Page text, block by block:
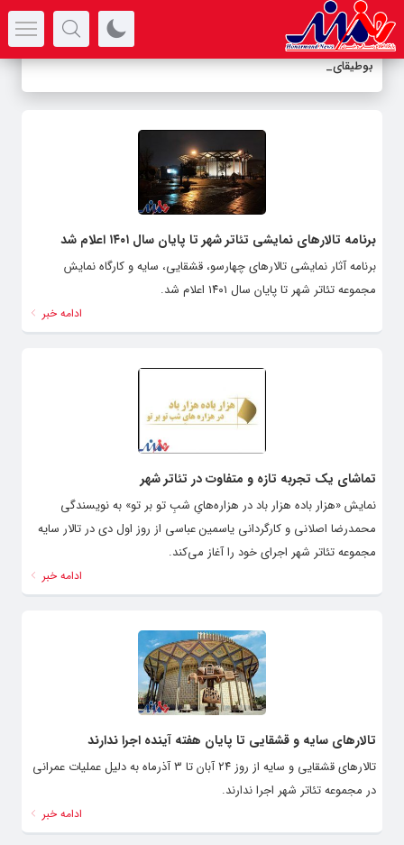
بوطیقای عشق د_
برنامه تالارهای نمایشی تئاتر شهر تا پایان سال ۱۴۰۱ اعلام شد
برنامه آثار نمایشی تالارهای چهارسو، قشقایی، سایه و کارگاه نمایش
مجموعه تئاتر شهر تا پایان سال ۱۴۰۱ اعلام شد.
ادامه خبر
تماشای یک تجربه تازه و متفاوت در تئاتر شهر
نمایش «هزار باده هزار باد در هزاره‌هایِ شبِ تو بر تو» به نویسندگی
محمدرضا اصلانی و کارگردانی یاسمین عباسی از روز اول دی در تالار سایه
مجموعه تئاتر شهر اجرای خود را آغاز می‌کند.
ادامه خبر
تالارهای سایه و قشقایی تا پایان هفته آینده اجرا ندارند
تالارهای قشقایی و سایه از روز ۲۴ آبان تا ۳ آذرماه به دلیل عملیات عمرانی
در مجموعه تئاتر شهر اجرا ندارند.
ادامه خبر